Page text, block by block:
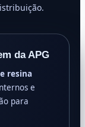
da APG
resina
e
para